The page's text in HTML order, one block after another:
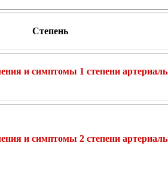
Степень
и симптомы 1 степени
и симптомы 2 степени